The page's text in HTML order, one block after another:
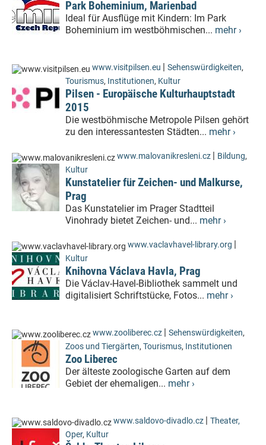
Park Boheminium, Marienbad
Ideal für Ausflüge mit Kindern: Im Park
Boheminium im westböhmischen... mehr ›
www.visitpilsen.eu | Sehenswürdigkeiten,
Tourismus, Institutionen, Kultur
Pilsen - Europäische Kulturhauptstadt
2015
Die westböhmische Metropole Pilsen gehört
zu den interessantesten Städten... mehr ›
www.malovanikresleni.cz | Bildung,
Kultur
Kunstatelier für Zeichen- und Malkurse,
Prag
Das Kunstatelier im Prager Stadtteil
Vinohrady bietet Zeichen- und... mehr ›
www.vaclavhavel-library.org |
Kultur
Knihovna Václava Havla, Prag
Die Václav-Havel-Bibliothek sammelt und
digitalisiert Schriftstücke, Fotos... mehr ›
www.zooliberec.cz | Sehenswürdigkeiten,
Zoos und Tiergärten, Tourismus, Institutionen
Zoo Liberec
Der älteste zoologische Garten auf dem
Gebiet der ehemaligen... mehr ›
www.saldovo-divadlo.cz | Theater,
Oper, Kultur